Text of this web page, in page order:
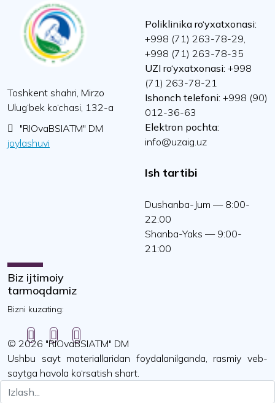
Toshkent shahri, Mirzo
Ulug‘bek ko‘chasi, 132-a
"RIOvaBSIATM" DM
joylashuvi
Poliklinika ro‘yxatxonasi:
+998 (71) 263-78-29,
+998 (71) 263-78-35
UZI ro‘yxatxonasi: +998
(71) 263-78-21
Ishonch telefoni: +998 (90)
012-36-63
Elektron pochta:
info@uzaig.uz
Ish tartibi
Dushanba-Jum — 8:00-
22:00
Shanba-Yaks — 9:00-
21:00
Biz ijtimoiy
tarmoqdamiz
Bizni kuzating:
© 2026 "RIOvaBSIATM" DM
Ushbu sayt materiallaridan foydalanilganda, rasmiy veb-
saytga havola ko‘rsatish shart.